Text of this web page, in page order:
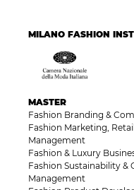
MILANO FASHION
MASTER
Fashion Branding &
Fashion Marketing,
Management
Fashion & Luxury
Fashion Sustainability &
Management